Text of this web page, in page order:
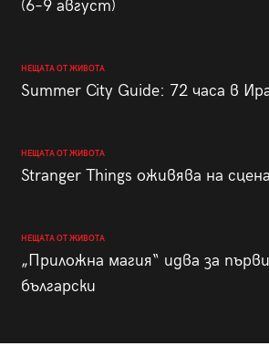
(6–9 август)
НЕЩАТА ОТ ЖИВОТА
Summer City Guide: 72 часа в
НЕЩАТА ОТ ЖИВОТА
Stranger Things оживява на
НЕЩАТА ОТ ЖИВОТА
„Приложна магия“ идва за
български